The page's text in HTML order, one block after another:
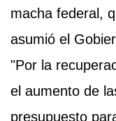
macha federal,
asumió el
"Por la
el aumento de
presupuesto